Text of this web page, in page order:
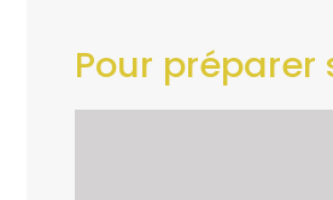
Pour préparer